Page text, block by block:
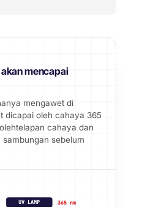
mencapai
mengawet di
dicapai oleh cahaya 365
cahaya dan
sebelum
UV LAMP 365 nm